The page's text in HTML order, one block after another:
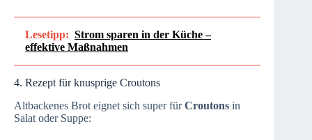
Lesetipp: Strom sparen in der Küche –
effektive Maßnahmen
4. Rezept für knusprige Croutons
Altbackenes Brot eignet sich super fürCroutons in
Salat oder Suppe: